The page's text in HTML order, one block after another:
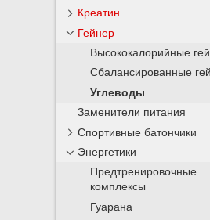
Креатин
Гейнер
Высококалорийные
Сбалансированные
Углеводы
Заменители питания
Спортивные батончики
Энергетики
Предтренировочные
комплексы
Гуарана